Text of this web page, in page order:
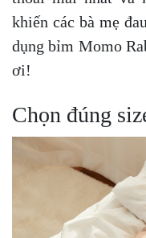
khiến các bà mẹ
dụng bỉm Momo
ơi!
Chọn đúng